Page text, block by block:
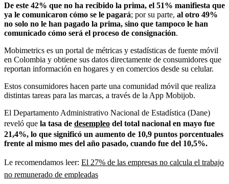
De este 42% que no ha recibido la prima, el 51% manifiesta que
ya le comunicaron cómo se le pagará; por su parte, al otro 49%
no solo no le han pagado la prima, sino que tampoco le han
comunicado cómo será el proceso de consignación.
Mobimetrics es un portal de métricas y estadísticas de fuente móvil
en Colombia y obtiene sus datos directamente de consumidores que
reportan información en hogares y en comercios desde su celular.
Estos consumidores hacen parte una comunidad móvil que realiza
distintas tareas para las marcas, a través de la App Mobijob.
El Departamento Administrativo Nacional de Estadística (Dane)
reveló que la tasa de desempleo del total nacional en mayo fue
21,4%, lo que significó un aumento de 10,9 puntos porcentuales
frente al mismo mes del año pasado, cuando fue del 10,5%.
Le recomendamos leer: El 27% de las empresas no calcula el trabajo
no remunerado de empleadas